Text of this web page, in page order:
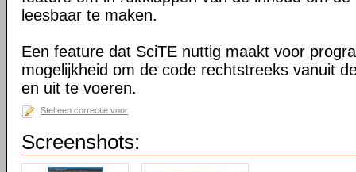
leesbaar te maken.
Een feature dat SciTE nuttig maakt voor
mogelijkheid om de code rechtstreeks vanuit
en uit te voeren.
Stel een correctie voor
Screenshots: